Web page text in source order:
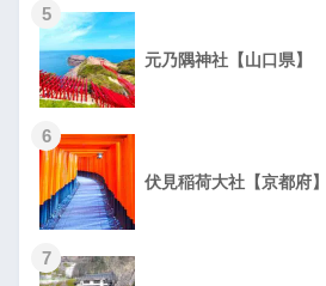
5
元乃隅神社【山口県】
6
伏見稲荷大社【京都府】
7